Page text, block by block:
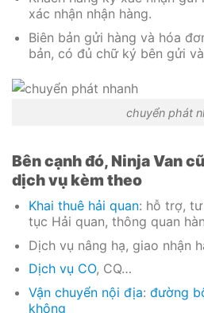
xác nhận nhận hàng.
Biên bản gửi hàng và hóa
bản, có đủ chữ ký bên gửi
chuyển phát
Bên cạnh đó, Ninja Van
dịch vụ kèm theo
Khai thuê hải quan: hỗ trợ,
tục Hải quan, thông quan
Dịch vụ nâng hạ, giao nhận
Dịch vụ CO, CQ…
Vận chuyển nội địa: đường
không